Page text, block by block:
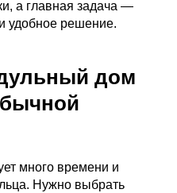
а главная задача —
удобное решение.
дом
много времени и
Нужно выбрать